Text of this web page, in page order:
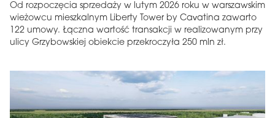
Od rozpoczęcia sprzedaży w lutym 2026 roku w warszawskim
wieżowcu mieszkalnym Liberty Tower by Cavatina zawarto
122 umowy. Łączna wartość transakcji w realizowanym przy
ulicy Grzybowskiej obiekcie przekroczyła 250 mln zł.